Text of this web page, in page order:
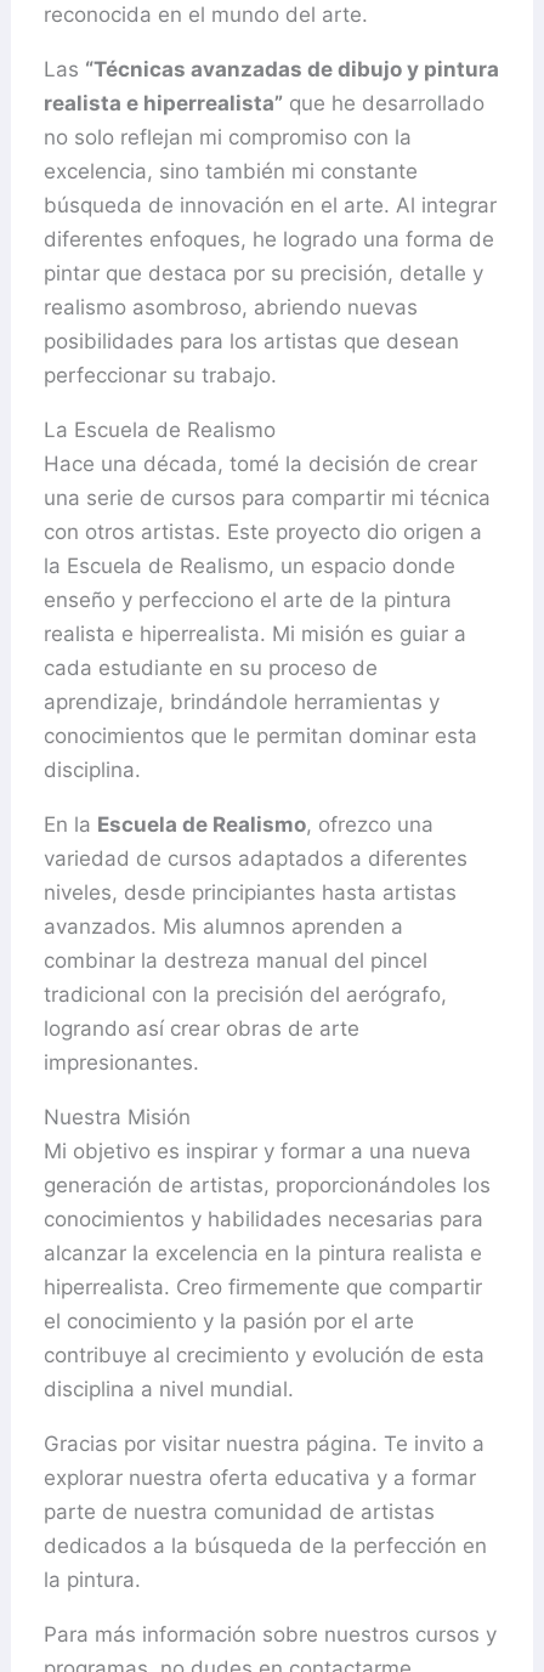
reconocida en el mundo del arte.
Las “Técnicas avanzadas de dibujo y pintura
realista e hiperrealista” que he desarrollado
no solo reflejan mi compromiso con la
excelencia, sino también mi constante
búsqueda de innovación en el arte. Al integrar
diferentes enfoques, he logrado una forma de
pintar que destaca por su precisión, detalle y
realismo asombroso, abriendo nuevas
posibilidades para los artistas que desean
perfeccionar su trabajo.
La Escuela de Realismo
Hace una década, tomé la decisión de crear
una serie de cursos para compartir mi técnica
con otros artistas. Este proyecto dio origen a
la Escuela de Realismo, un espacio donde
enseño y perfecciono el arte de la pintura
realista e hiperrealista. Mi misión es guiar a
cada estudiante en su proceso de
aprendizaje, brindándole herramientas y
conocimientos que le permitan dominar esta
disciplina.
En la Escuela de Realismo, ofrezco una
variedad de cursos adaptados a diferentes
niveles, desde principiantes hasta artistas
avanzados. Mis alumnos aprenden a
combinar la destreza manual del pincel
tradicional con la precisión del aerógrafo,
logrando así crear obras de arte
impresionantes.
Nuestra Misión
Mi objetivo es inspirar y formar a una nueva
generación de artistas, proporcionándoles los
conocimientos y habilidades necesarias para
alcanzar la excelencia en la pintura realista e
hiperrealista. Creo firmemente que compartir
el conocimiento y la pasión por el arte
contribuye al crecimiento y evolución de esta
disciplina a nivel mundial.
Gracias por visitar nuestra página. Te invito a
explorar nuestra oferta educativa y a formar
parte de nuestra comunidad de artistas
dedicados a la búsqueda de la perfección en
la pintura.
Para más información sobre nuestros cursos y